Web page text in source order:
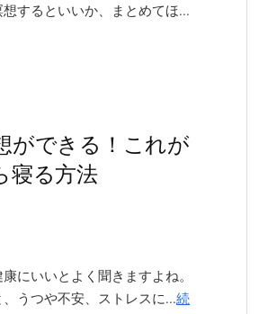
するといいか、まとめてほ...
ができる！これが
寝る方法
にいいとよく聞きますよね。
うつや不安、ストレスに...続